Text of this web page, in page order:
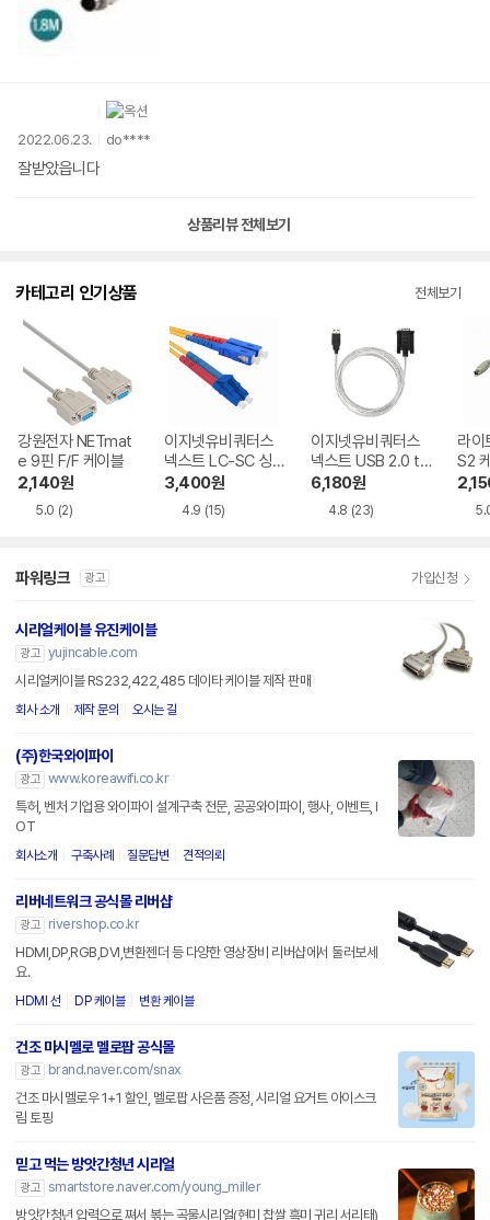
2022.06.23. do****
잘받았읍니다
상품리뷰 전체보기
카테고리 인기상품 전체보기
강원전자 NETmat
e 9핀 F/F 케이블
2,140원
5.0 (2)
이지넷유비쿼터스
넥스트 LC-SC 싱
글모드 광 패치코드
케이블
3,400원
4.9 (15)
이지넷유비쿼터스
넥스트 USB 2.0 to
RS232 시리얼 케이
6,180원
4.8 (23)
라이
S2
파워링크 광고 가입신청
시리얼케이블 유진케이블
광고 yujincable.com
시리얼케이블 RS232,422,485 데이타 케이블 제작 판매
회사 소개 제작 문의 오시는 길
(주)한국와이파이
광고 www.koreawifi.co.kr
특허, 벤처 기업용 와이파이 설계구축 전문, 공공와이파이, 행사, 이벤트, I
OT
회사소개 구축사례 질문답변 견적의뢰
리버네트워크 공식몰 리버샵
광고
rivershop.co.kr
HDMI,DP,RGB,DVI,변환젠더 등 다양한 영상장비 리버샵에서 둘러보세
요.
HDMI 선 DP 케이블 변환 케이블
건조 마시멜로 멜로팝 공식몰
광고
brand.naver.com/snax
건조 마시멜로우 1+1 할인, 멜로팝 사은품 증정, 시리얼 요거트 아이스크
림 토핑
믿고 먹는 방앗간청년 시리얼
광고 smartstore.naver.com/young_miller
방앗간청년 압력으로 쪄서 볶는 곡물시리얼(현미 찹쌀 흑미 귀리 서리태)